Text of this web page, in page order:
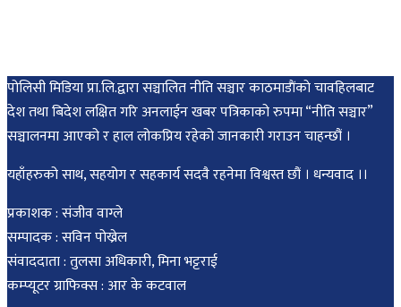
पोलिसी मिडिया प्रा.लि.द्वारा सञ्चालित नीति सञ्चार काठमाडाैंकाे चावहिलबाट
देश तथा बिदेश लक्षित गरि अनलाईन खबर पत्रिकाको रुपमा “नीति सञ्चार”
सञ्चालनमा आएको र हाल लोकप्रिय रहेको जानकारी गराउन चाहन्छौं ।
यहाँहरुको साथ, सहयोग र सहकार्य सदवै रहनेमा विश्वस्त छौं । धन्यवाद ।।
प्रकाशक : संजीव वाग्ले
सम्पादक : सविन पोख्रेल
संवाददाता : तुलसा अधिकारी, मिना भट्टराई
कम्प्यूटर ग्राफिक्स : आर के कटवाल